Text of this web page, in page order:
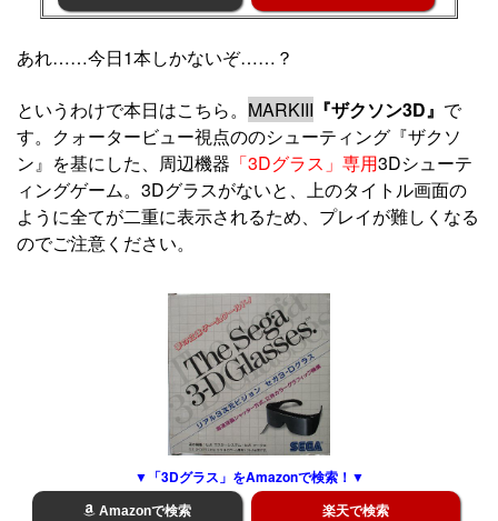
あれ……今日1本しかないぞ……？
というわけで本日はこちら。 MARKIII 『ザクソン3D』 で
す。クォータービュー視点ののシューティング『ザクソ
ン』を基にした、周辺機器 「3Dグラス」専用3Dシューテ
ィングゲーム。3Dグラスがないと、上のタイトル画面の
ように全てが二重に表示されるため、プレイが難しくなる
のでご注意ください。
▼「3Dグラス」をAmazonで検索！▼
Amazonで検索 楽天で検索